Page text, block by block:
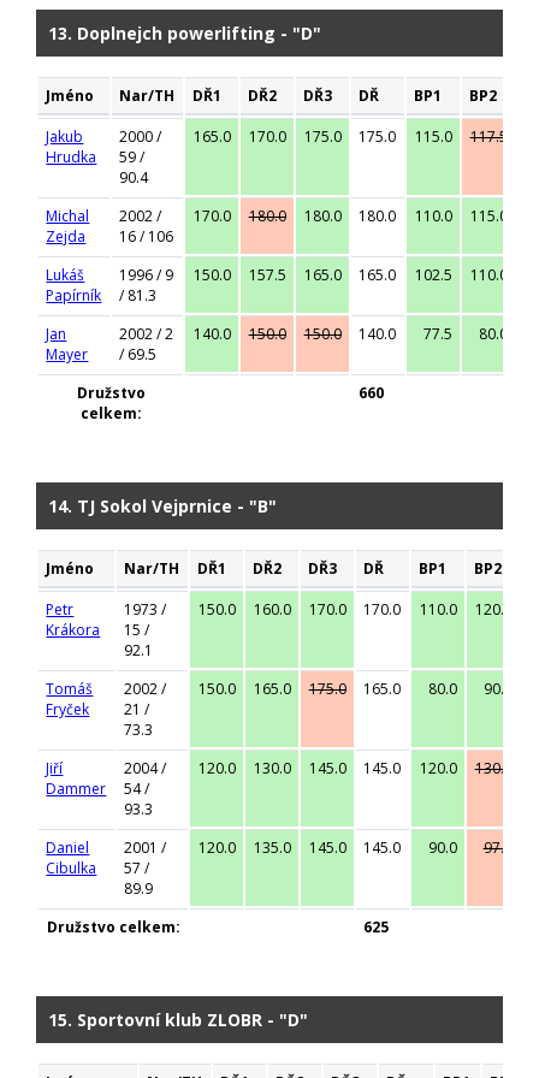
13. Doplnejch powerlifting - "D"
Jméno Nar/TH DŘ1 DŘ2 DŘ3 DŘ BP1 BP2
Jakub
Hrudka
2000 /
59 /
90.4
165.0 170.0 175.0 175.0 115.0 117.5
Michal
Zejda
2002 /
16 / 106
170.0 180.0 180.0 180.0 110.0 115.0
Lukáš
Papírník
1996 / 9
/ 81.3
150.0 157.5 165.0 165.0 102.5 110.0
Jan
Mayer
2002 / 2
/ 69.5
140.0 150.0 150.0 140.0 77.5 80.0
Družstvo
celkem:
660
14. TJ Sokol Vejprnice - "B"
Jméno Nar/TH DŘ1 DŘ2 DŘ3 DŘ BP1 BP2
Petr
Krákora
1973 /
15 /
92.1
150.0 160.0 170.0 170.0 110.0 120.0
Tomáš
Fryček
2002 /
21 /
73.3
150.0 165.0 175.0 165.0 80.0 90.0
Jiří
Dammer
2004 /
54 /
93.3
120.0 130.0 145.0 145.0 120.0 130.0
Daniel
Cibulka
2001 /
57 /
89.9
120.0 135.0 145.0 145.0 90.0 97.5
Družstvo celkem: 625
15. Sportovní klub ZLOBR - "D"